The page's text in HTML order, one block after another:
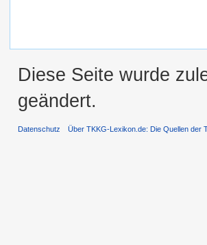
Diese Seite wurde
geändert.
Datenschutz Über TKKG-Lexikon.de: Die Quellen der